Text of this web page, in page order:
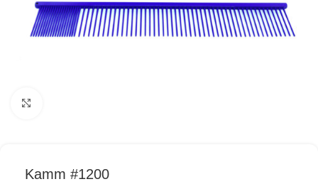
Kamm #1200